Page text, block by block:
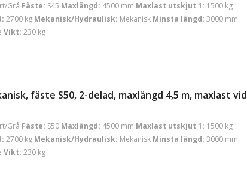
Grå Fäste: S45 Maxlängd: 4500 mm Maxlast utskjut 1: 1500 kg
2700 kg Mekanisk/Hydraulisk: Mekanisk Minsta längd: 3000 mm
Vikt: 230 kg
fäste S50, 2-delad, maxlängd 4,5 m, maxlast vid
Grå Fäste: S50 Maxlängd: 4500 mm Maxlast utskjut 1: 1500 kg
2700 kg Mekanisk/Hydraulisk: Mekanisk Minsta längd: 3000 mm
Vikt: 230 kg